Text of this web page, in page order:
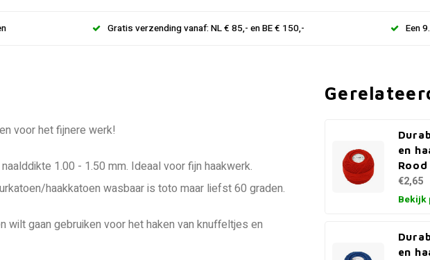
Gratis verzending vanaf: NL € 85,- en BE € 150,- Een
voor het fijnere werk!
1.00 - 1.50 mm. Ideaal voor fijn haakwerk.
haakkatoen wasbaar is toto maar liefst 60 graden.
wilt gaan gebruiken voor het haken van knuffeltjes en
en
Rood
€2,65
Bekijk
en